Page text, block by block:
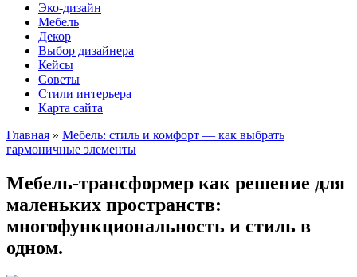
Эко-дизайн
Мебель
Декор
Выбор дизайнера
Кейсы
Советы
Стили интерьера
Карта сайта
Главная » Мебель: стиль и комфорт — как выбрать
гармоничные элементы
Мебель-трансформер как решение для
маленьких пространств:
многофункциональность и стиль в
одном.